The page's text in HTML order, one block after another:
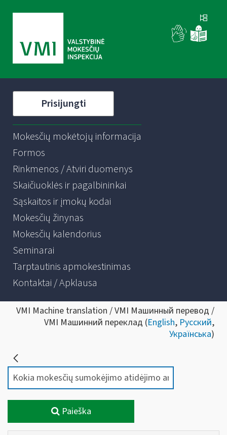
Prisijungti
Mokesčių mokėtojų informacija
Formos
Rinkmenos / Atviri duomenys
Skaičiuoklės ir pagalbininkai
Sąskaitos ir įmokų kodai
Mokesčių žinynas
Mokesčių kalendorius
Seminarai
Tarptautinis apmokestinimas
Kontaktai / Apklausa
VMI Machine translation / VMI Машинный перевод /
VMI Машинний переклад (English, Русский,
Українська)
Paieška